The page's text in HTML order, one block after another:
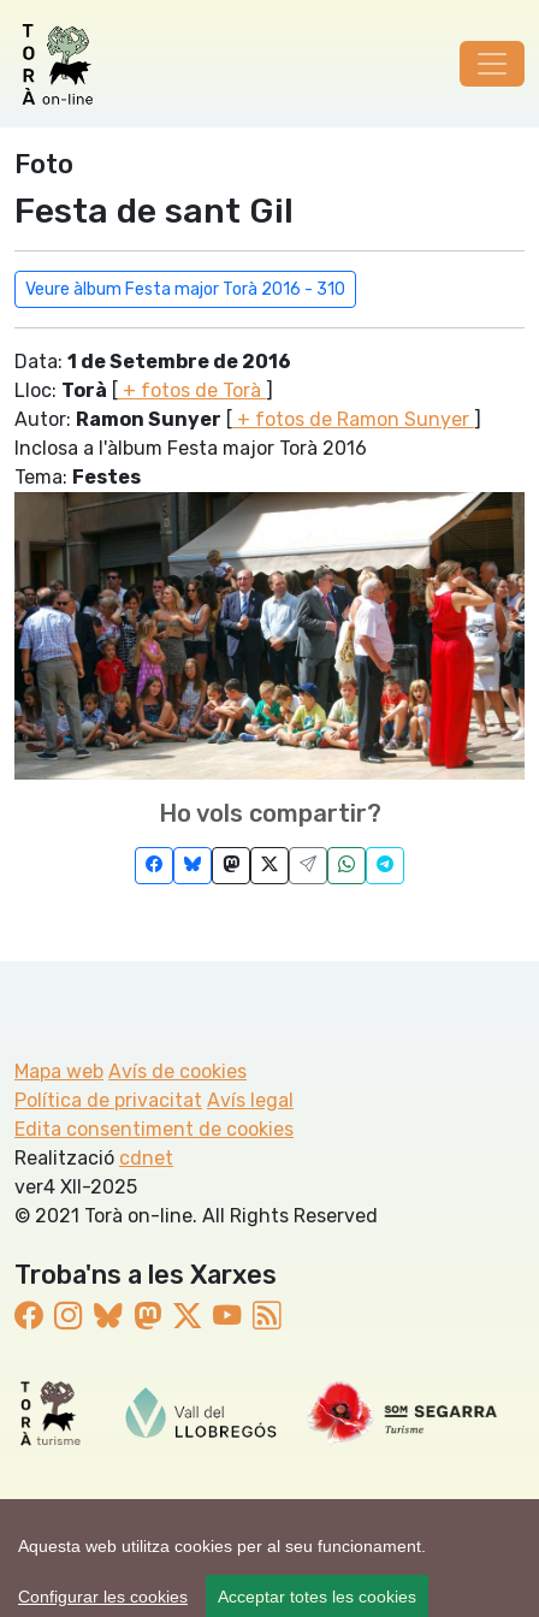
Aquesta web utilitza cookies per al seu funcionament.
Configurar les cookies Acceptar totes les cookies
Foto
Festa de sant Gil
Veure àlbum Festa major Torà 2016 - 310
Data: 1 de Setembre de 2016
Lloc: Torà [ + fotos de Torà ]
Autor: Ramon Sunyer [ + fotos de Ramon Sunyer ]
Inclosa a l'àlbum Festa major Torà 2016
Tema: Festes
Ho vols compartir?
Mapa web Avís de cookies
Política de privacitat Avís legal
Edita consentiment de cookies
Realització cdnet
ver4 XII-2025
© 2021 Torà on-line. All Rights Reserved
Troba'ns a les Xarxes